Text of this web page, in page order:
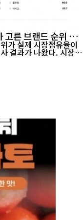
른 브랜드 순위 첫
가 실제 시장점유율이
결과가 나왔다. 시장 1
적지 않았고, 일부 브
로 나타났다. ㈜에
및 프랜차이즈
로 한 국내 최초의 AI